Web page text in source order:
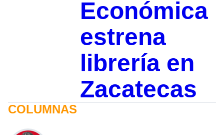
Económica
estrena
librería en
Zacatecas
COLUMNAS